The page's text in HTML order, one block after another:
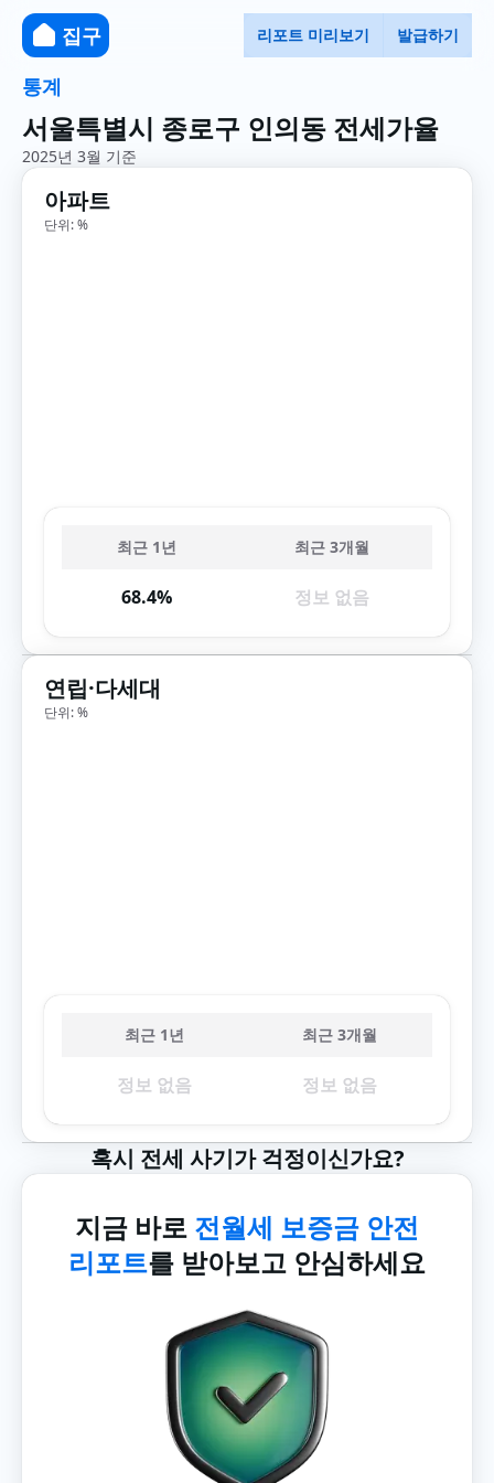
집구 리포트 미리보기 발급하기
통계
서울특별시 종로구 인의동 전세가율
2025년 3월 기준
아파트
단위: %
최근 1년 최근 3개월
68.4% 정보 없음
연립·다세대
단위: %
최근 1년 최근 3개월
정보 없음 정보 없음
혹시 전세 사기가 걱정이신가요?
지금 바로 전월세 보증금 안전
리포트를 받아보고 안심하세요